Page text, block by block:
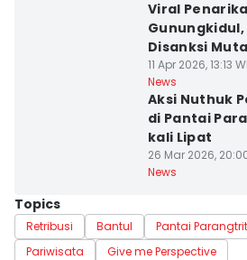
Viral
Gunungkidul,
Disanksi
11 Apr 2026, 13:13
News
Aksi Nuthuk
di Pantai
kali Lipat
26 Mar 2026,
News
Topics
Retribusi Bantul Pantai
Pariwisata
Give me Perspective